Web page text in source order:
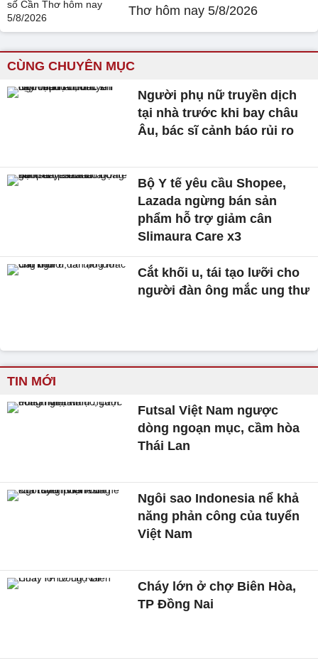
Thơ hôm nay 5/8/2026
CÙNG CHUYÊN MỤC
Người phụ nữ truyền dịch
tại nhà trước khi bay châu
Âu, bác sĩ cảnh báo rủi ro
Bộ Y tế yêu cầu Shopee,
Lazada ngừng bán sản
phẩm hỗ trợ giảm cân
Slimaura Care x3
Cắt khối u, tái tạo lưỡi cho
người đàn ông mắc ung thư
TIN MỚI
Futsal Việt Nam ngược
dòng ngoạn mục, cầm hòa
Thái Lan
Ngôi sao Indonesia nể khả
năng phản công của tuyển
Việt Nam
Cháy lớn ở chợ Biên Hòa,
TP Đồng Nai